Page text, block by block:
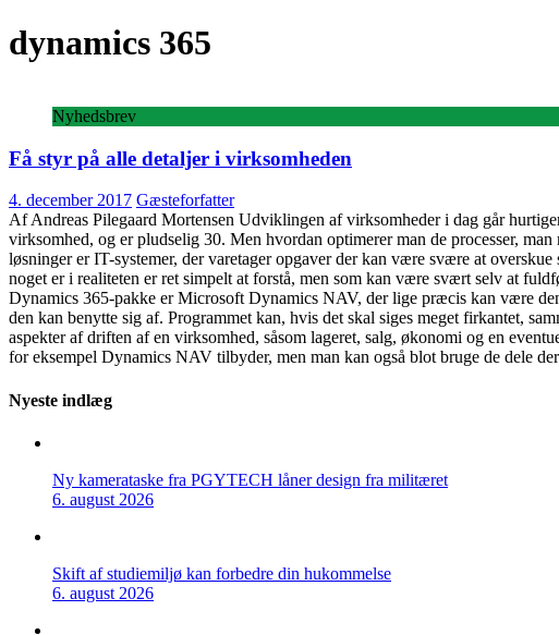
dynamics 365
Nyhedsbrev
Få styr på alle detaljer i virksomheden
4. december 2017 Gæsteforfatter
Af Andreas Pilegaard Mortensen Udviklingen af virksomheder i dag går
virksomhed, og er pludselig 30. Men hvordan optimerer man de processer,
løsninger er IT-systemer, der varetager opgaver der kan være svære at
noget er i realiteten er ret simpelt at forstå, men som kan være svært selv at
Dynamics 365-pakke er Microsoft Dynamics NAV, der lige præcis kan være
den kan benytte sig af. Programmet kan, hvis det skal siges meget firkantet,
aspekter af driften af en virksomhed, såsom lageret, salg, økonomi og en
for eksempel Dynamics NAV tilbyder, men man kan også blot bruge de dele
Nyeste indlæg
Ny kamerataske fra PGYTECH låner design fra militæret
6. august 2026
Skift af studiemiljø kan forbedre din hukommelse
6. august 2026